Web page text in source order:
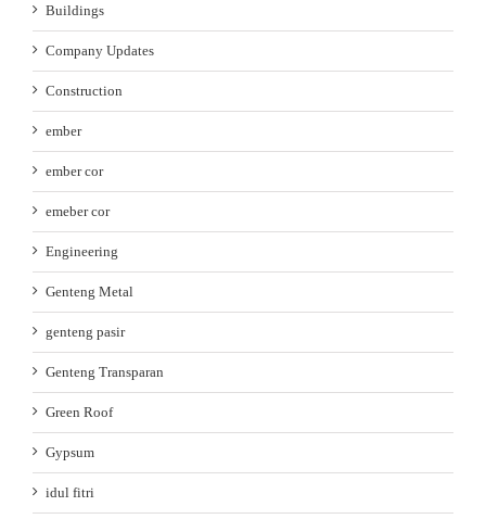
Buildings
Company Updates
Construction
ember
ember cor
emeber cor
Engineering
Genteng Metal
genteng pasir
Genteng Transparan
Green Roof
Gypsum
idul fitri